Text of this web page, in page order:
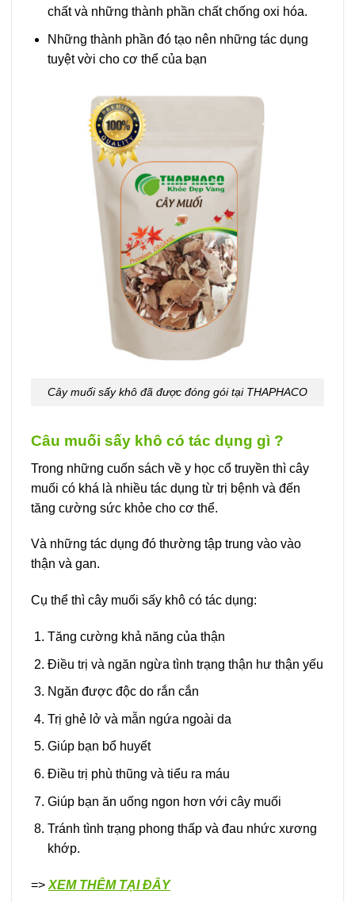
chất và những thành phần chất chống oxi hóa.
Những thành phần đó tạo nên những tác dụng
tuyệt vời cho cơ thể của bạn
Cây muối sấy khô đã được đóng gói tại THAPHACO
Câu muối sấy khô có tác dụng gì ?
Trong những cuốn sách về y học cổ truyền thì cây
muối có khá là nhiều tác dụng từ trị bệnh và đến
tăng cường sức khỏe cho cơ thể.
Và những tác dụng đó thường tập trung vào vào
thận và gan.
Cụ thể thì cây muối sấy khô có tác dụng:
Tăng cường khả năng của thận
Điều trị và ngăn ngừa tình trạng thận hư thận yếu
Ngăn được độc do rắn cắn
Trị ghẻ lở và mẫn ngứa ngoài da
Giúp bạn bổ huyết
Điều trị phù thũng và tiểu ra máu
Giúp bạn ăn uống ngon hơn với cây muối
Tránh tình trạng phong thấp và đau nhức xương
khớp.
=> XEM THÊM TẠI ĐÂY